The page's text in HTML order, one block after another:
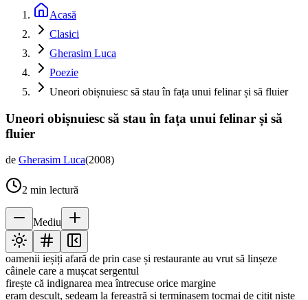
Acasă
Clasici
Gherasim Luca
Poezie
Uneori obișnuiesc să stau în fața unui felinar și să fluier
Uneori obișnuiesc să stau în fața unui felinar și să
fluier
de Gherasim Luca(2008)
2 min lectură
Mediu
oamenii ieșiți afară de prin case și restaurante au vrut să linșeze
câinele care a mușcat sergentul
firește că indignarea mea întrecuse orice margine
eram desculț, ședeam la fereastră și terminasem tocmai de citit niște